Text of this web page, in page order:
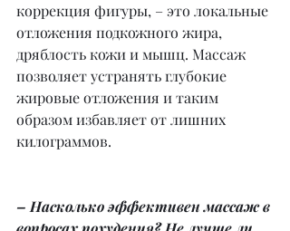
коррекция фигуры, – это локальные
отложения подкожного жира,
дряблость кожи и мышц. Массаж
позволяет устранять глубокие
жировые отложения и таким
образом избавляет от лишних
килограммов.
– Насколько эффективен массаж в